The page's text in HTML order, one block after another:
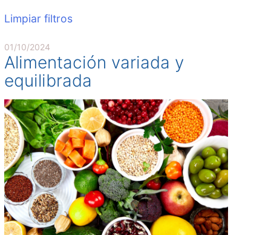
Limpiar filtros
01/10/2024
Alimentación variada y
equilibrada